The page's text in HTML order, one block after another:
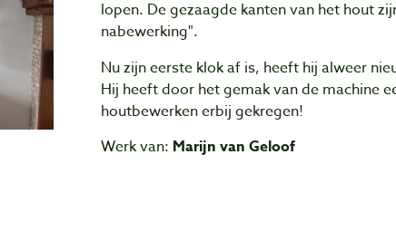
lopen. De gezaagde kanten van het hout
nabewerking".
Nu zijn eerste klok af is, heeft hij alweer
Hij heeft door het gemak van de machine
houtbewerken erbij gekregen!
Werk van: Marijn van Geloof